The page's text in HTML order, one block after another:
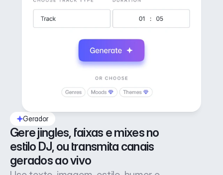
Gerador
Gere jingles, faixas e mixes no
estilo DJ, ou transmita canais
gerados ao vivo